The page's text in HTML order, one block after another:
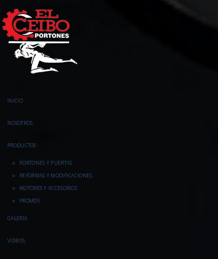
INICIO
NOSOTROS
PRODUCTOS
PORTONES Y PUERTAS
REFORMAS Y MODIFICACIONES
MOTORES Y ACCESORIOS
PROMOS
GALERÍA
VIDEOS